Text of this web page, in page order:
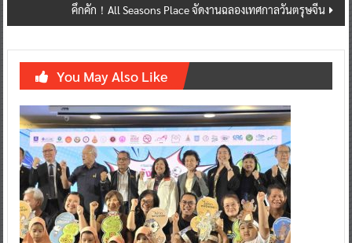
คึกคัก！All Seasons Place จัดงานฉลองเทศกาลวันตรุษจีน
You May Also Like